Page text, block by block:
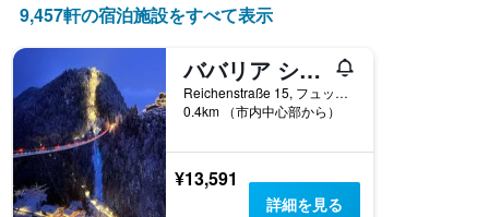
9,457​軒の宿泊施設をすべて表示
ババリア シティ ホステル デザイン ホステル
Reichenstraße 15, フュッセン, バイエルン, ドイツ
0.4km （市内中心部から）
¥13,591
詳細を見る